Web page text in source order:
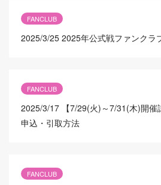
FANCLUB
2025/3/25 2025年公式戦ファンクラ
FANCLUB
2025/3/17 【7/29(火)～7/31(木)開
申込・引取方法
FANCLUB